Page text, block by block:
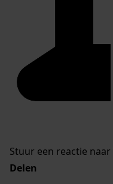
Stuur een reactie
Delen